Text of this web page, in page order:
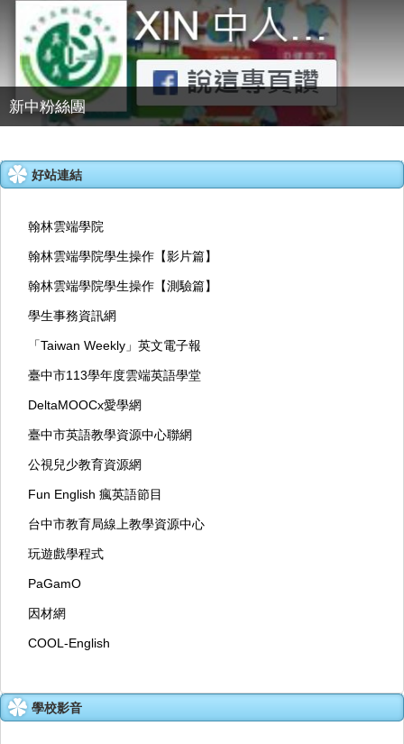
新中粉絲團
好站連結
翰林雲端學院
翰林雲端學院學生操作【影片篇】
翰林雲端學院學生操作【測驗篇】
學生事務資訊網
「Taiwan Weekly」英文電子報
臺中市113學年度雲端英語學堂
DeltaMOOCx愛學網
臺中市英語教學資源中心聯網
公視兒少教育資源網
Fun English 瘋英語節目
台中市教育局線上教學資源中心
玩遊戲學程式
PaGamO
因材網
COOL-English
學校影音